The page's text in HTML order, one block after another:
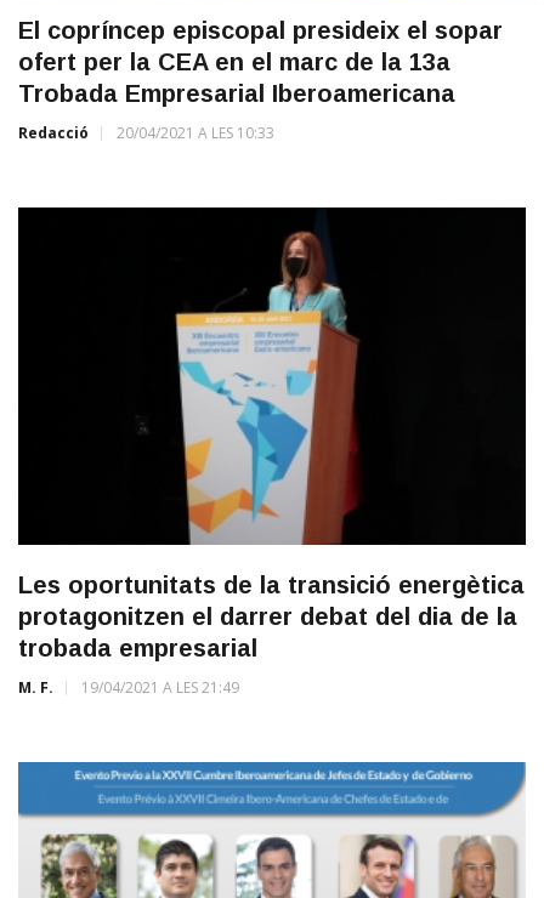
El copríncep episcopal presideix el sopar
ofert per la CEA en el marc de la 13a
Trobada Empresarial Iberoamericana
Redacció 20/04/2021 A LES 10:33
Les oportunitats de la transició energètica
protagonitzen el darrer debat del dia de la
trobada empresarial
M. F. 19/04/2021 A LES 21:49